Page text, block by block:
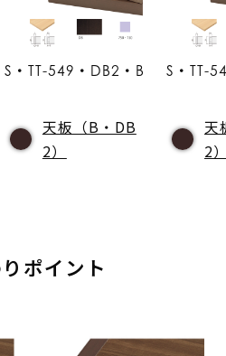
S・TT-549・DB2・B
天板（B・DB
2）
S・TT-
天
2
ポイント